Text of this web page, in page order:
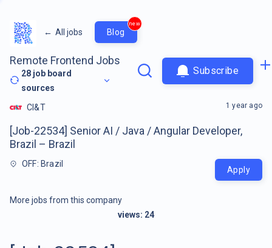
← All jobs Blog
new
Remote Frontend Jobs
28 job board
sources
Subscribe
CI&T
[Job-22534] Senior AI / Java / Angular Developer,
Brazil – Brazil
OFF: Brazil
1 year ago
Apply
More jobs from this company
views: 24